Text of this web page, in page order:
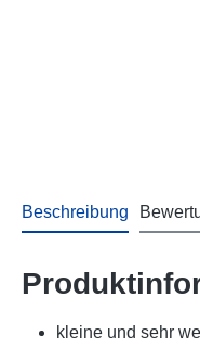
Beschreibung
kleine und sehr